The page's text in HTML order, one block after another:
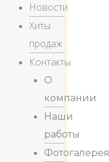
Новости
Хиты
продаж
Контакты
О
компании
Наши
работы
Фотогалерея